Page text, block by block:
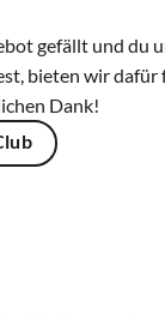
gefällt und du
bieten wir dafür
Dank!